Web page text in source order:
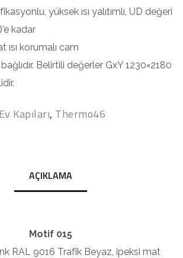
yüksek ısı yalıtımlı, UD değeri
kadar
ısı korumalı cam
Belirtili değerler GxY 1230×2180
Ev Kapıları, Thermo46
AÇIKLAMA
Motif 015
RAL 9016 Trafik Beyaz, ipeksi mat